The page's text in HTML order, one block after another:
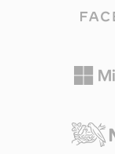
由地将其
这些功能
实现。尽
录音和嵌